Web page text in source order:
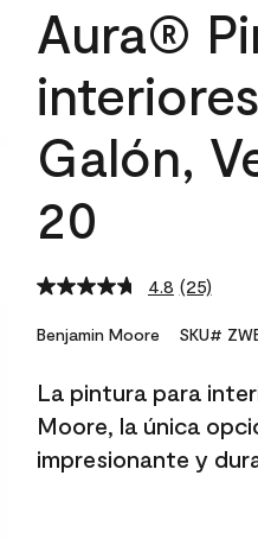
Aura®
Galón,
20
4.8 Read
Reviews.
link.
(25)
Benjamin Moore SKU#
La pintura para
Moore, la única
impresionante y